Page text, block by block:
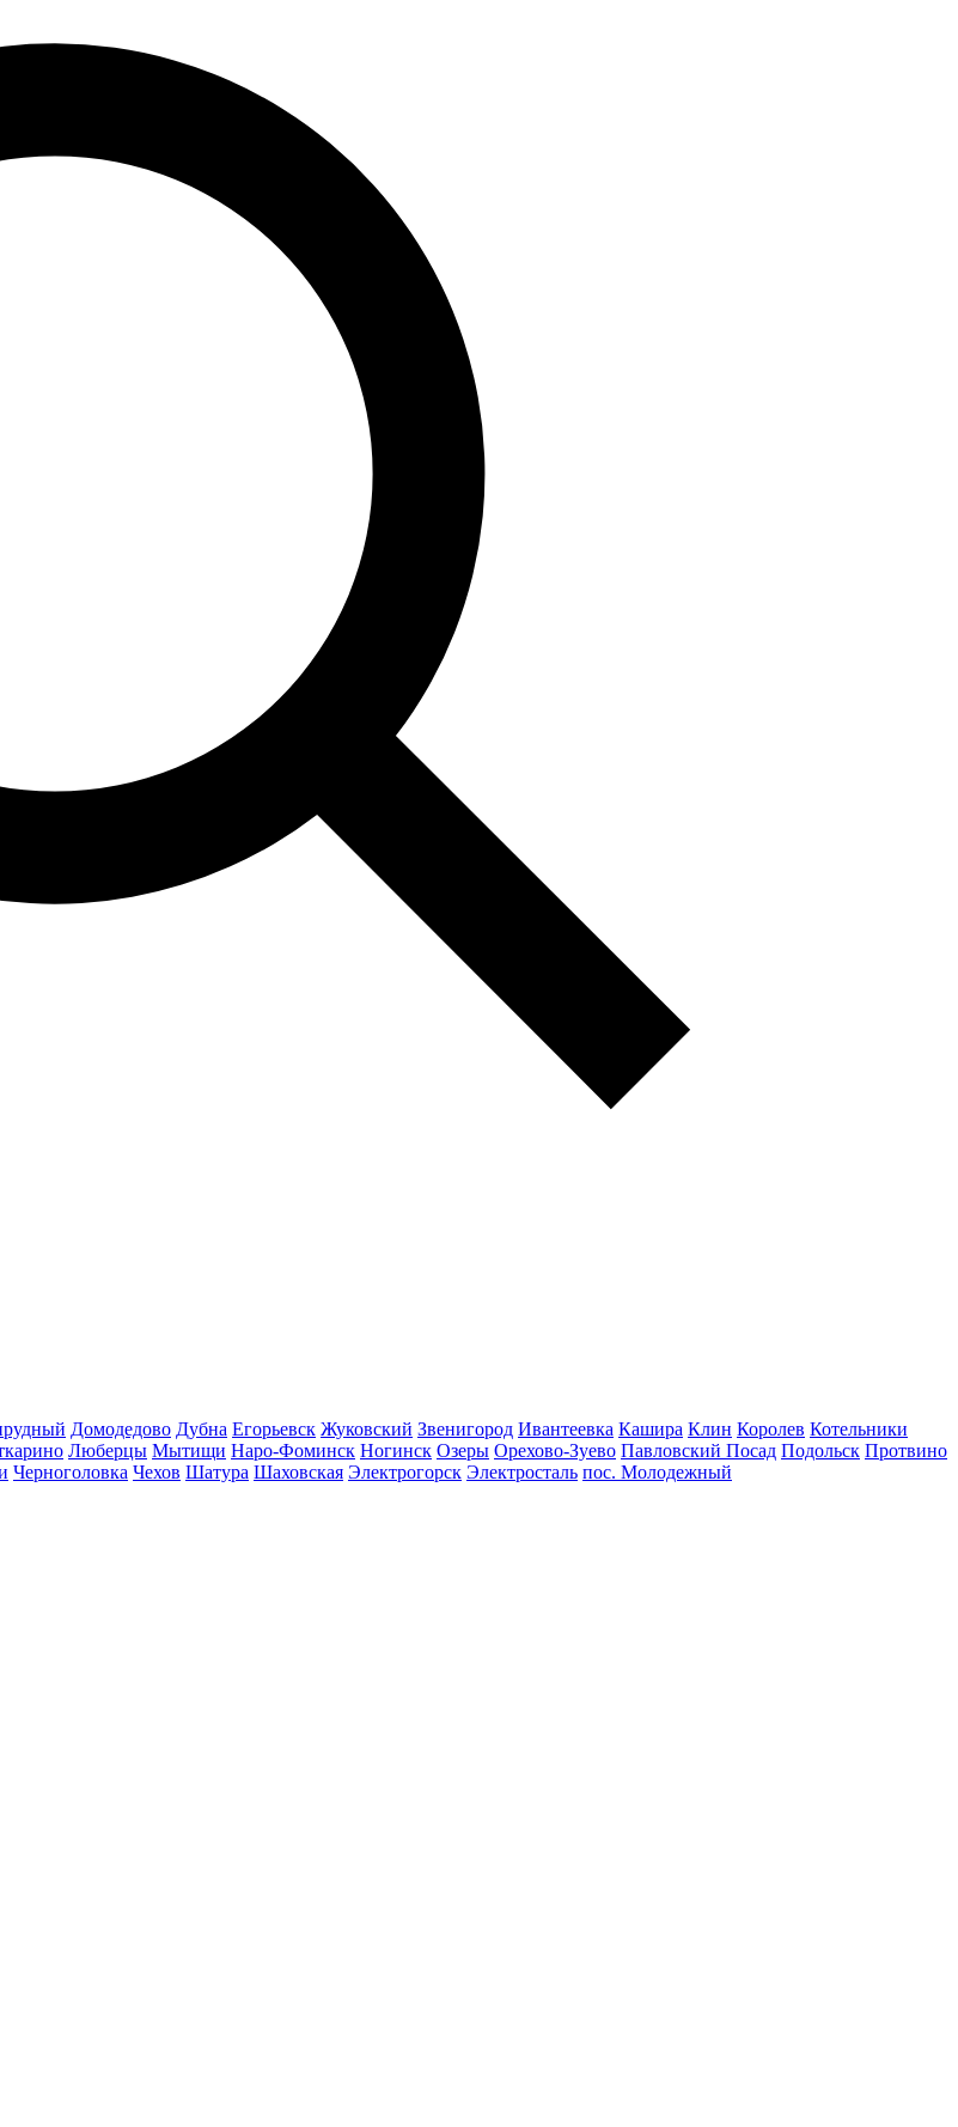
Домодедово Дубна Егорьевск Жуковский Звенигород Ивантеевка Кашира Клин Королев Котельники
Люберцы Мытищи Наро-Фоминск Ногинск Озеры Орехово-Зуево Павловский Посад Подольск Протвино
Черноголовка Чехов Шатура Шаховская Электрогорск Электросталь пос. Молодежный